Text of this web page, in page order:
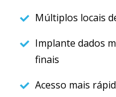
Múltiplos locais
Implante dados
finais
Acesso mais